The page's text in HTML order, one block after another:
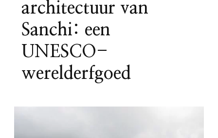
architectuur van
Sanchi: een
UNESCO-
werelderfgoed